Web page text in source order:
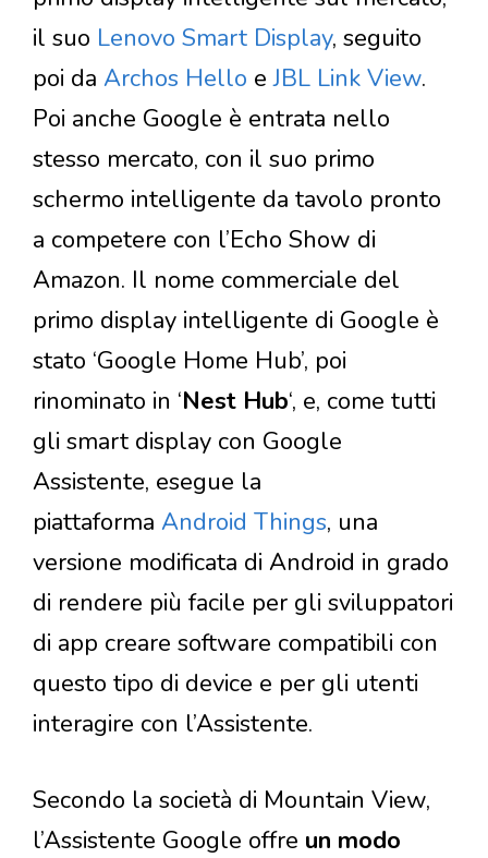
il suo Lenovo Smart Display, seguito
poi da Archos Hello eJBL Link View.
Poi anche Google è entrata nello
stesso mercato, con il suo primo
schermo intelligente da tavolo pronto
a competere con l’Echo Show di
Amazon. Il nome commerciale del
primo display intelligente di Google è
stato ‘Google Home Hub’, poi
rinominato in ‘Nest Hub‘, e, come tutti
gli smart display con Google
Assistente, esegue la
piattaforma Android Things, una
versione modificata di Android in grado
di rendere più facile per gli sviluppatori
di app creare software compatibili con
questo tipo di device e per gli utenti
interagire con l’Assistente.
Secondo la società di Mountain View,
l’Assistente Google offre un modo